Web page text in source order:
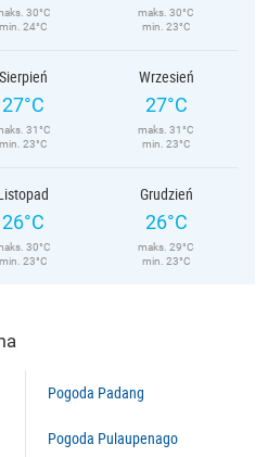
30°C
min. 24°C
maks. 30°C
min. 23°C
Sierpień
27°C
31°C
min. 23°C
Wrzesień
27°C
maks. 31°C
min. 23°C
26°C
30°C
min. 23°C
Grudzień
26°C
maks. 29°C
min. 23°C
Pogoda Padang
Pogoda Pulaupenago